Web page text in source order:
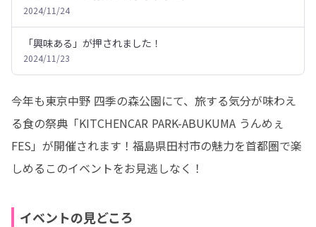
2024/11/24
「興味ある」が押されました！
2024/11/23
今年も東京中野 四季の森公園にて、旅する気分が味わえ
る食の祭典「KITCHENCAR PARK-ABUKUMA うんめぇ
FES」が開催されます！福島県田村市の魅力を首都圏で楽
しめるこのイベントをお見逃しなく！
イベントの見どころ